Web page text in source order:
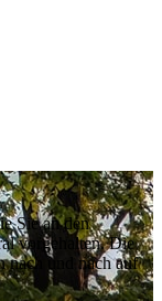
Sie an den
vorgehalten. Die
nach und nach auf